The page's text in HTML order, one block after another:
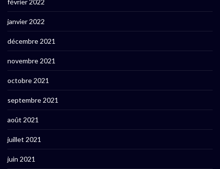
février 2022
janvier 2022
décembre 2021
novembre 2021
octobre 2021
septembre 2021
août 2021
juillet 2021
juin 2021